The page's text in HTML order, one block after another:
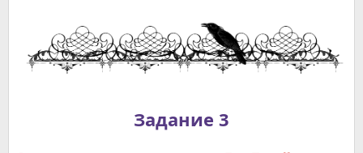
Задание 3